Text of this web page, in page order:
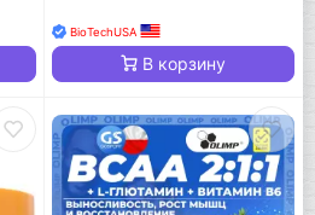
BioTechUSA
В корзину